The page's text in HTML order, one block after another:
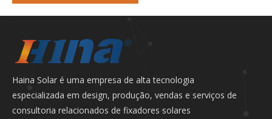
Haina Solar é uma empresa de alta tecnologia
especializada em design, produção, vendas e serviços de
consultoria relacionados de fixadores solares